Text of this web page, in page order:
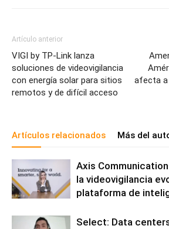
Artículo anterior
VIGI by TP-Link lanza
soluciones de videovigilancia
con energía solar para sitios
remotos y de difícil acceso
afecta a
Artículos relacionados Más del
Axis
la videovigilancia
plataforma de
Select: Data